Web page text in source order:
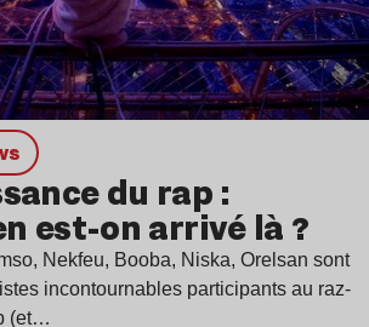
du rap :
est-on arrivé là ?
Nekfeu, Booba, Niska, Orelsan sont
incontournables participants au raz-
(et…